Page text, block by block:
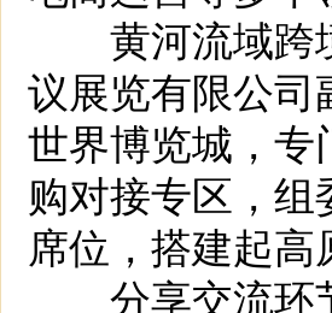
黄河流域跨
议展览有限公
世界博览城，
购对接专区，
席位，搭建起
分享交流环